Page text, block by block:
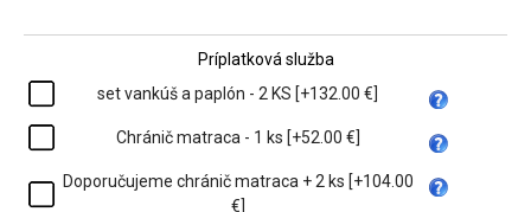
Príplatková služba
set vankúš a paplón - 2 KS [+132.00 €]
Chránič matraca - 1 ks [+52.00 €]
Doporučujeme chránič matraca + 2 ks [+104.00
€]